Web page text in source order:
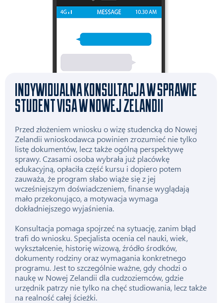
INDYWIDUALNA KONSULTACJA W SPRAWIE
STUDENT VISA W NOWEJ ZELANDII
Przed złożeniem wniosku o wizę studencką do Nowej
Zelandii wnioskodawca powinien zrozumieć nie tylko
listę dokumentów, lecz także ogólną perspektywę
sprawy. Czasami osoba wybrała już placówkę
edukacyjną, opłaciła część kursu i dopiero potem
zauważa, że program słabo wiąże się z jej
wcześniejszym doświadczeniem, finanse wyglądają
mało przekonująco, a motywacja wymaga
dokładniejszego wyjaśnienia.
Konsultacja pomaga spojrzeć na sytuację, zanim błąd
trafi do wniosku. Specjalista ocenia cel nauki, wiek,
wykształcenie, historię wizową, źródło środków,
dokumenty rodziny oraz wymagania konkretnego
programu. Jest to szczególnie ważne, gdy chodzi o
naukę w Nowej Zelandii dla cudzoziemców, gdzie
urzędnik patrzy nie tylko na chęć studiowania, lecz także
na realność całej ścieżki.